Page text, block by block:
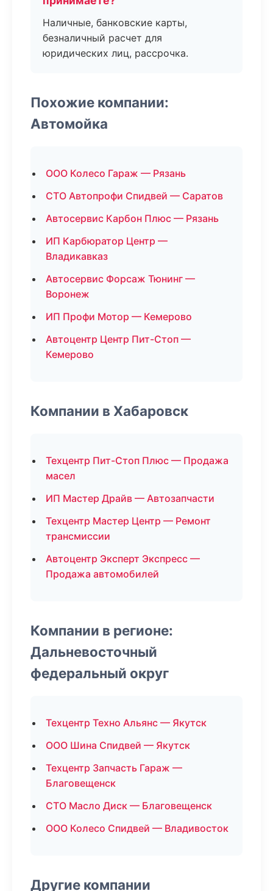
Наличные, банковские карты,
безналичный расчет для
юридических лиц, рассрочка.
Похожие компании:
Автомойка
ООО Колесо Гараж — Рязань
СТО Автопрофи Спидвей — Саратов
Автосервис Карбон Плюс — Рязань
ИП Карбюратор Центр —
Владикавказ
Автосервис Форсаж Тюнинг —
Воронеж
ИП Профи Мотор — Кемерово
Автоцентр Центр Пит-Стоп —
Кемерово
Компании в Хабаровск
Техцентр Пит-Стоп Плюс — Продажа
масел
ИП Мастер Драйв — Автозапчасти
Техцентр Мастер Центр — Ремонт
трансмиссии
Автоцентр Эксперт Экспресс —
Продажа автомобилей
Компании в регионе:
Дальневосточный
федеральный округ
Техцентр Техно Альянс — Якутск
ООО Шина Спидвей — Якутск
Техцентр Запчасть Гараж —
Благовещенск
СТО Масло Диск — Благовещенск
ООО Колесо Спидвей — Владивосток
Другие компании